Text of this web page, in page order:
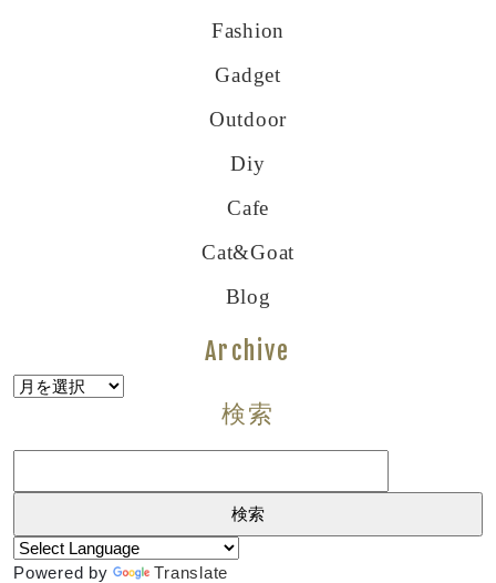
Fashion
Gadget
Outdoor
Diy
Cafe
Cat&goat
Blog
Archive
Archive
検索
Powered by
Translate